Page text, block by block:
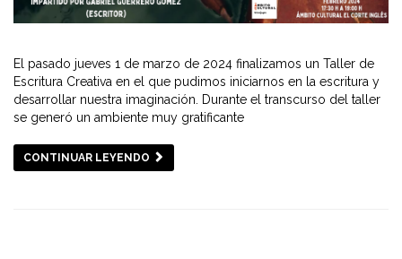
El pasado jueves 1 de marzo de 2024 finalizamos un Taller de
Escritura Creativa en el que pudimos iniciarnos en la escritura y
desarrollar nuestra imaginación. Durante el transcurso del taller
se generó un ambiente muy gratificante
CONTINUAR LEYENDO